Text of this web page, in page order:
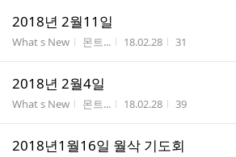
2018년 2월11일
게시판명
What s New 작성자
몬트... 작성시간
18.02.28 조회수
31
2018년 2월4일
게시판명
What s New 작성자
몬트... 작성시간
18.02.28 조회수
39
2018년1월16일 월삭 기도회